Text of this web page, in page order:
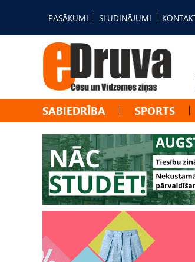
PASĀKUMI SLUDINĀJUMI
SABIEDRĪBA SPORTS